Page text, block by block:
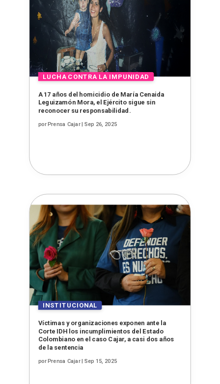
A 17 años del homicidio de María Cenaida
Leguizamón Mora, el Ejército sigue sin
reconocer su responsabilidad.
por Prensa Cajar| Sep 26, 2025
Víctimas y organizaciones exponen ante la
Corte IDH los incumplimientos del Estado
Colombiano en el caso Cajar, a casi dos años
de la sentencia
porPrensa Cajar| Sep 15, 2025